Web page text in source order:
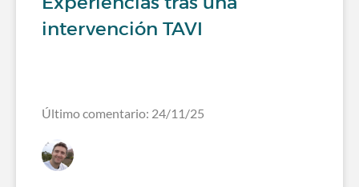
intervención TAVI
Último comentario: 24/11/25